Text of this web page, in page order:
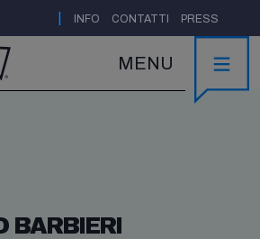
INFO CONTATTI PRESS
MENU
BARBIERI